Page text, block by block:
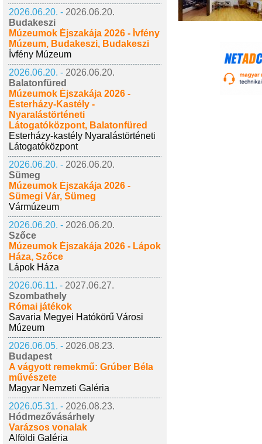
2026.06.20. - 2026.06.20.
Budakeszi
Múzeumok Éjszakája 2026 - Ívfény
Múzeum, Budakeszi, Budakeszi
Ívfény Múzeum
2026.06.20. - 2026.06.20.
Balatonfüred
Múzeumok Éjszakája 2026 -
Esterházy-Kastély -
Nyaralástörténeti
Látogatóközpont, Balatonfüred
Esterházy-kastély Nyaralástörténeti
Látogatóközpont
2026.06.20. - 2026.06.20.
Sümeg
Múzeumok Éjszakája 2026 -
Sümegi Vár, Sümeg
Vármúzeum
2026.06.20. - 2026.06.20.
Szőce
Múzeumok Éjszakája 2026 - Lápok
Háza, Szőce
Lápok Háza
2026.06.11. - 2027.06.27.
Szombathely
Római játékok
Savaria Megyei Hatókörű Városi
Múzeum
2026.06.05. - 2026.08.23.
Budapest
A vágyott remekmű: Grúber Béla
művészete
Magyar Nemzeti Galéria
2026.05.31. - 2026.08.23.
Hódmezővásárhely
Varázsos vonalak
Alföldi Galéria